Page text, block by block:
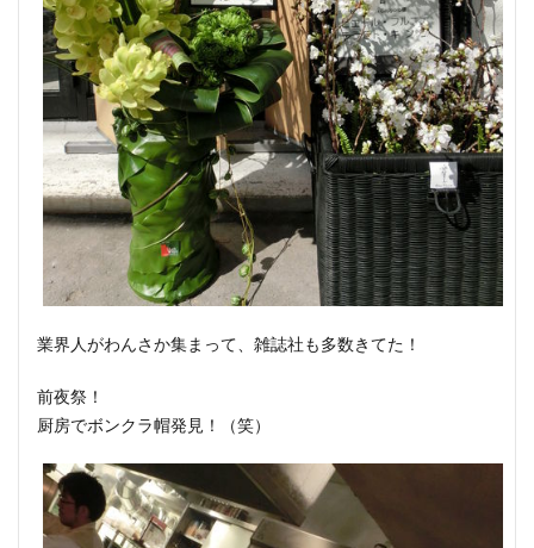
業界人がわんさか集まって、雑誌社も多数きてた！
前夜祭！
厨房でボンクラ帽発見！（笑）